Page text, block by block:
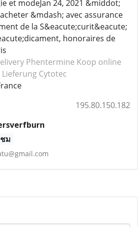
et modeJan 24, 2021 &middot;
&mdash; avec assurance
de la S&eacute;curit&eacute;
honoraires de
Phentermine Koop online
Lieferung Cytotec
195.80.150.182
ม